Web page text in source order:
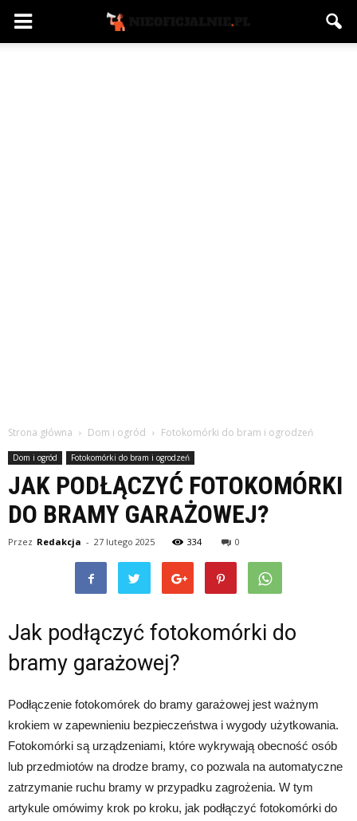
Strona główna Dom i ogród Fotokomórki do bram i ogrodzeń
Dom i ogród Fotokomórki do bram i ogrodzeń
JAK PODŁĄCZYĆ FOTOKOMÓRKI
DO BRAMY GARAŻOWEJ?
Przez Redakcja - 27 lutego 2025 334 0
Jak podłączyć fotokomórki do
bramy garażowej?
Podłączenie fotokomórek do bramy garażowej jest ważnym
krokiem w zapewnieniu bezpieczeństwa i wygody użytkowania.
Fotokomórki są urządzeniami, które wykrywają obecność osób
lub przedmiotów na drodze bramy, co pozwala na automatyczne
zatrzymanie ruchu bramy w przypadku zagrożenia. W tym
artykule omówimy krok po kroku, jak podłączyć fotokomórki do